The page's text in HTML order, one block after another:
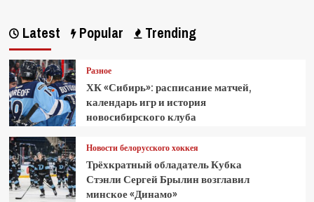
Latest Popular Trending
Разное
ХК «Сибирь»: расписание матчей,
календарь игр и история
новосибирского клуба
Новости белорусского хоккея
Трёхкратный обладатель Кубка
Стэнли Сергей Брылин возглавил
минское «Динамо»